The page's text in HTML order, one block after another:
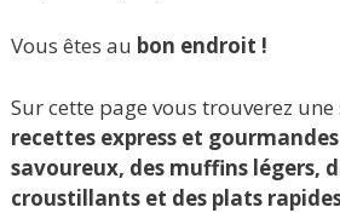
Vous êtes au bon endroit !
Sur cette page vous trouverez
recettes express et gourmandes
savoureux, des muffins légers,
croustillants et des plats